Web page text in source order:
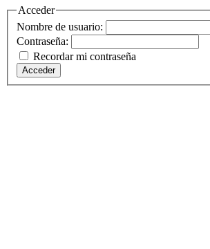
Acceder
Nombre de usuario:
Contraseña:
Recordar mi contraseña
Acceder